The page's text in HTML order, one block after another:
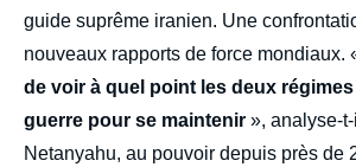
guide suprême iranien. Une
nouveaux rapports de force mondiaux.
de voir à quel point les deux
guerre pour se maintenir », analyse-
Netanyahu, au pouvoir depuis près de